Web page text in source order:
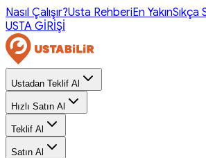
Nasıl Çalışır?Usta RehberiEn YakınSıkça
USTA GİRİŞİ
Ustadan Teklif Al
Hızlı Satın Al
Teklif Al
Satın Al